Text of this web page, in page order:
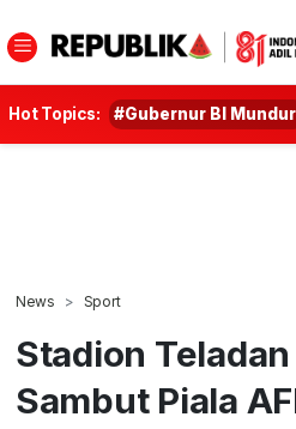
Hot Topics: #Gubernur BI Mundur
News Sport
Stadion
Sambut Piala